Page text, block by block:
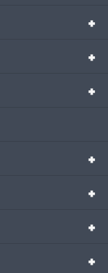
+
+
+
+
+
+
+